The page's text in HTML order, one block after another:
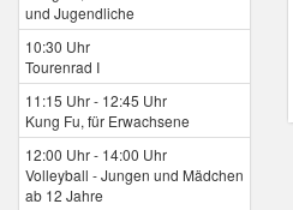
und Jugendliche
10:30 Uhr
Tourenrad I
11:15 Uhr - 12:45 Uhr
Kung Fu, für Erwachsene
12:00 Uhr - 14:00 Uhr
Volleyball - Jungen und Mädchen
ab 12 Jahre